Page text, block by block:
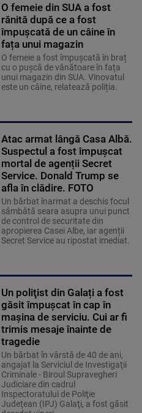
O femeie din SUA a fost
rănită după ce a fost
împușcată de un câine în
fața unui magazin
O femeie a fost împușcată în braț
cu o pușcă de vânătoare în fața
unui magazin din SUA. Vinovatul
este un câine, relatează poliția.
Atac armat lângă Casa Albă.
Suspectul a fost împușcat
mortal de agenții Secret
Service. Donald Trump se
afla în clădire. FOTO
Un bărbat înarmat a deschis focul
sâmbătă seara asupra unui punct
de control de securitate din
apropierea Casei Albe, iar agenții
Secret Service au ripostat imediat.
Un poliţist din Galați a fost
găsit împuşcat în cap în
mașina de serviciu. Cui ar fi
trimis mesaje înainte de
tragedie
Un bărbat în vârstă de 40 de ani,
angajat la Serviciul de Investigaţii
Criminale - Biroul Supravegheri
Judiciare din cadrul
Inspectoratului de Poliţie
Judeţean (IPJ) Galaţi, a fost găsit